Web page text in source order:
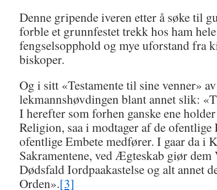
Denne gripende iveren etter å søke til
forble et grunnfestet trekk hos ham
fengselsopphold og mye uforstand fra
biskoper.
Og i sitt «Testamente til sine venner»
lekmannshøv­dingen blant annet slik:
I he­refter som forhen ganske ene
Religion, saa i modta­ger af de
ofentlige Embete medfører. I gaar da i
Sakramentene, ved Æg­teskab giør dem
Dødsfald Iordpaakastelse og alt annet
Orden».[3]